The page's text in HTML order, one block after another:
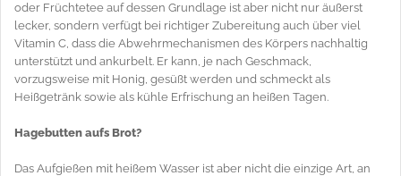
oder Früchtetee auf dessen Grundlage ist aber nicht nur äußerst
lecker, sondern verfügt bei richtiger Zubereitung auch über viel
Vitamin C, dass die Abwehrmechanismen des Körpers nachhaltig
unterstützt und ankurbelt. Er kann, je nach Geschmack,
vorzugsweise mit Honig, gesüßt werden und schmeckt als
Heißgetränk sowie als kühle Erfrischung an heißen Tagen.
Hagebutten aufs Brot?
Das Aufgießen mit heißem Wasser ist aber nicht die einzige Art, an